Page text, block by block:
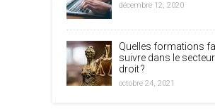
décembre 12, 2020
Quelles formations
suivre dans le
droit ?
octobre 24, 2021